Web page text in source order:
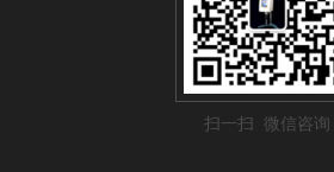
扫一扫 微信咨询